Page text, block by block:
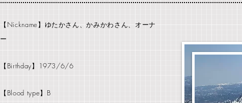
【Nickname】 ゆたかさん、かみかわさん、オーナ
ー
【Birthday】1973/6/6
【Blood type】B